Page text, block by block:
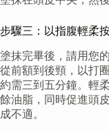
步驟三：以指腹輕柔
塗抹完畢後，請用您
從前額到後頸，以打
約需三到五分鐘。輕
餘油脂，同時促進頭
成不適。